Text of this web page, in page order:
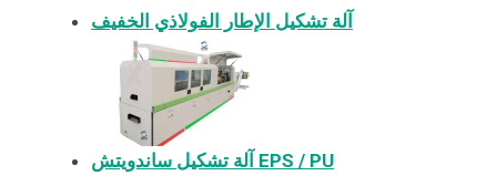
آلة تشكيل الإطار الفولاذي الخفيف
آلة تشكيل ساندويتش EPS / PU